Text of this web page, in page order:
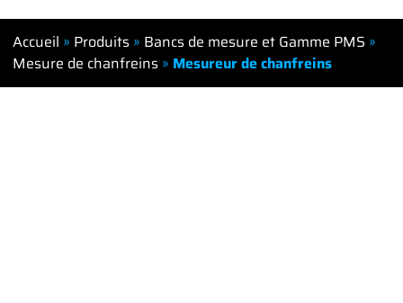
Accueil » Produits » Bancs de mesure et Gamme PMS »
Mesure de chanfreins » Mesureur de chanfreins